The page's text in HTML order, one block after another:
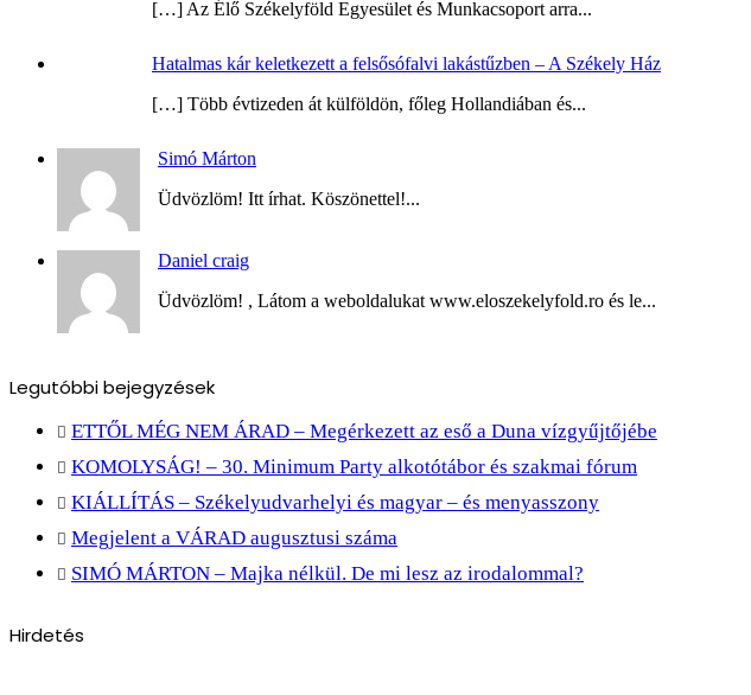
[…] Az Élő Székelyföld Egyesület és Munkacsoport arra...
Hatalmas kár keletkezett a felsősófalvi lakástűzben – A Székely Ház
[…] Több évtizeden át külföldön, főleg Hollandiában és...
Simó Márton
Üdvözlöm! Itt írhat. Köszönettel!...
Daniel craig
Üdvözlöm! , Látom a weboldalukat www.eloszekelyfold.ro és le...
Legutóbbi bejegyzések
ETTŐL MÉG NEM ÁRAD – Megérkezett az eső a Duna vízgyűjtőjébe
KOMOLYSÁG! – 30. Minimum Party alkotótábor és szakmai fórum
KIÁLLÍTÁS – Székelyudvarhelyi és magyar – és menyasszony
Megjelent a VÁRAD augusztusi száma
SIMÓ MÁRTON – Majka nélkül. De mi lesz az irodalommal?
Hirdetés